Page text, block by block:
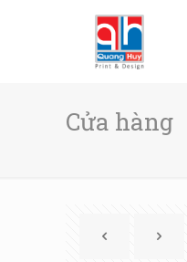
Cửa hàng